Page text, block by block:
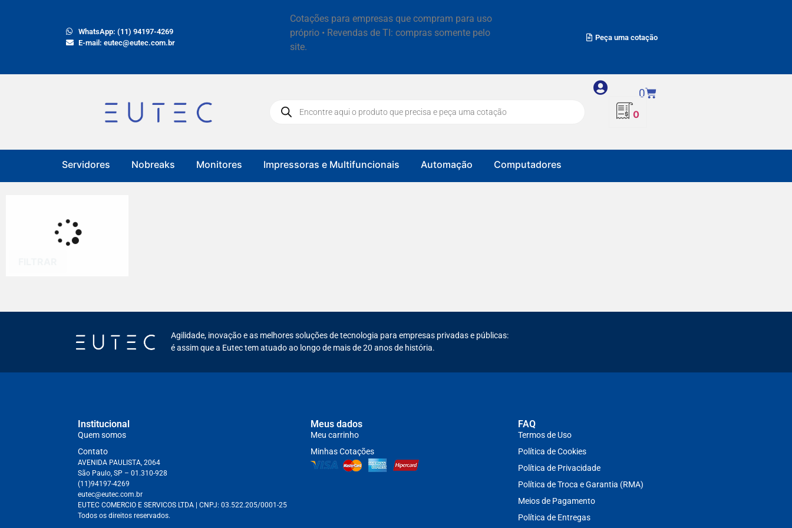
WhatsApp: (11) 94197-4269
E-mail: eutec@eutec.com.br
Cotações para empresas que compram para uso
próprio • Revendas de TI: compras somente pelo
site.
Peça uma cotação
0
0
Servidores Nobreaks Monitores Impressoras e Multifuncionais Automação Computadores
Agilidade, inovação e as melhores soluções de tecnologia para empresas privadas e públicas:
é assim que a Eutec tem atuado ao longo de mais de 20 anos de história.
Institucional
Quem somos
Contato
AVENIDA PAULISTA, 2064
São Paulo, SP – 01.310-928
(11)94197-4269
eutec@eutec.com.br
EUTEC COMERCIO E SERVICOS LTDA | CNPJ: 03.522.205/0001-25
Todos os direitos reservados.
Meus dados
Meu carrinho
Minhas Cotações
FAQ
Termos de Uso
Política de Cookies
Política de Privacidade
Política de Troca e Garantia (RMA)
Meios de Pagamento
Política de Entregas